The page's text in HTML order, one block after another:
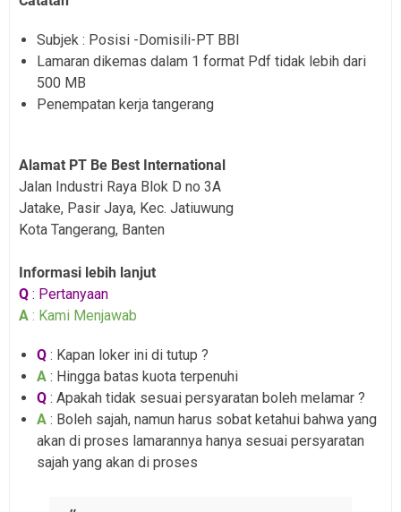
Subjek : Posisi -Domisili-PT BBI
Lamaran dikemas dalam 1 format Pdf tidak lebih dari
500 MB
Penempatan kerja tangerang
Alamat PT Be Best International
Jalan Industri Raya Blok D no 3A
Jatake, Pasir Jaya, Kec. Jatiuwung
Kota Tangerang, Banten
Informasi lebih lanjut
Q : Pertanyaan
A : Kami Menjawab
Q : Kapan loker ini di tutup ?
A : Hingga batas kuota terpenuhi
Q : Apakah tidak sesuai persyaratan boleh melamar ?
A : Boleh sajah, namun harus sobat ketahui bahwa yang
akan di proses lamarannya hanya sesuai persyaratan
sajah yang akan di proses